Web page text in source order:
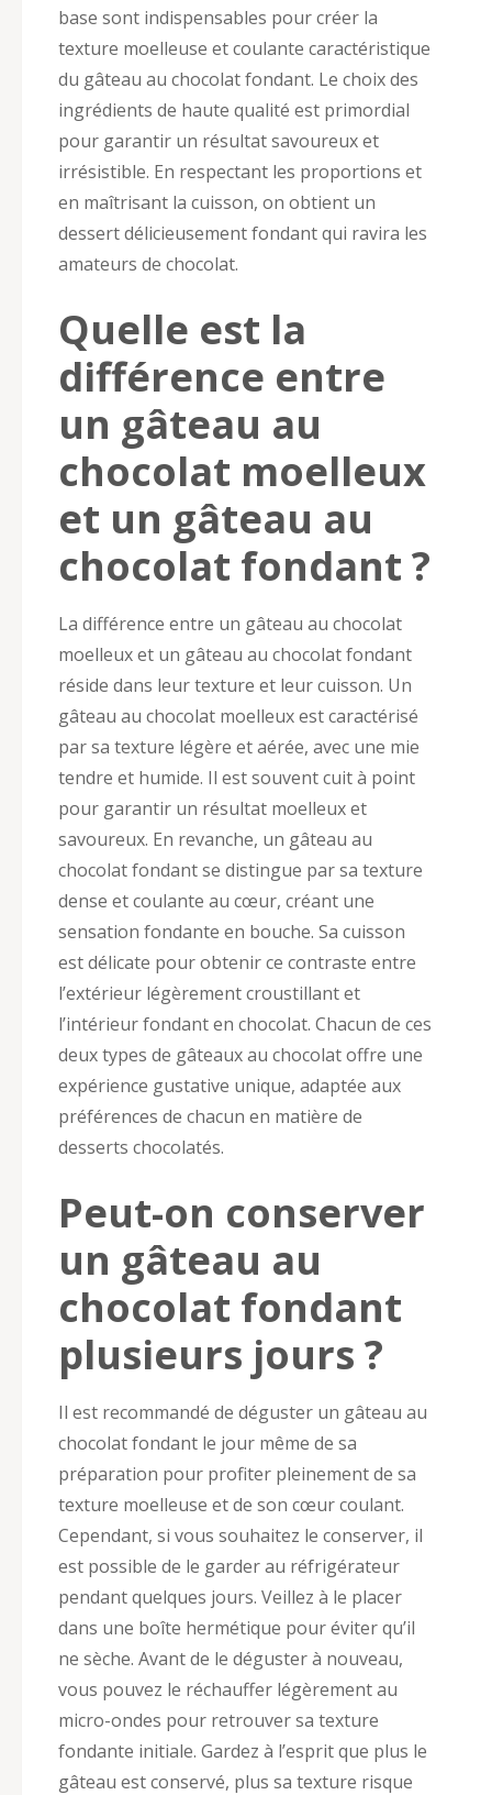
base sont indispensables pour créer la
texture moelleuse et coulante caractéristique
du gâteau au chocolat fondant. Le choix des
ingrédients de haute qualité est primordial
pour garantir un résultat savoureux et
irrésistible. En respectant les proportions et
en maîtrisant la cuisson, on obtient un
dessert délicieusement fondant qui ravira les
amateurs de chocolat.
Quelle est la
différence entre
un gâteau au
chocolat moelleux
et un gâteau au
chocolat fondant ?
La différence entre un gâteau au chocolat
moelleux et un gâteau au chocolat fondant
réside dans leur texture et leur cuisson. Un
gâteau au chocolat moelleux est caractérisé
par sa texture légère et aérée, avec une mie
tendre et humide. Il est souvent cuit à point
pour garantir un résultat moelleux et
savoureux. En revanche, un gâteau au
chocolat fondant se distingue par sa texture
dense et coulante au cœur, créant une
sensation fondante en bouche. Sa cuisson
est délicate pour obtenir ce contraste entre
l’extérieur légèrement croustillant et
l’intérieur fondant en chocolat. Chacun de ces
deux types de gâteaux au chocolat offre une
expérience gustative unique, adaptée aux
préférences de chacun en matière de
desserts chocolatés.
Peut-on conserver
un gâteau au
chocolat fondant
plusieurs jours ?
Il est recommandé de déguster un gâteau au
chocolat fondant le jour même de sa
préparation pour profiter pleinement de sa
texture moelleuse et de son cœur coulant.
Cependant, si vous souhaitez le conserver, il
est possible de le garder au réfrigérateur
pendant quelques jours. Veillez à le placer
dans une boîte hermétique pour éviter qu’il
ne sèche. Avant de le déguster à nouveau,
vous pouvez le réchauffer légèrement au
micro-ondes pour retrouver sa texture
fondante initiale. Gardez à l’esprit que plus le
gâteau est conservé, plus sa texture risque